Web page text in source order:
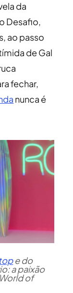
da
Desafio,
ao passo
de Gal
fechar,
nunca é
e do
a paixão
of